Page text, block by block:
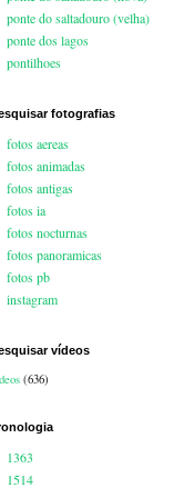
ponte do saltadouro (velha)
ponte dos lagos
pontilhoes
fotografias
fotos aereas
fotos animadas
fotos antigas
fotos ia
fotos nocturnas
fotos panoramicas
fotos pb
instagram
vídeos
(636)
1363
1514